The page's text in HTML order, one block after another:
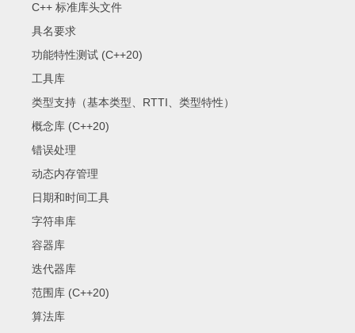
C++ 标准库头文件
具名要求
功能特性测试 (C++20)
工具库
类型支持（基本类型、RTTI、类型特性）
概念库 (C++20)
错误处理
动态内存管理
日期和时间工具
字符串库
容器库
迭代器库
范围库 (C++20)
算法库